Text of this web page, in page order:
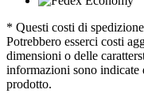
* Questi costi di
Potrebbero esserci costi
dimensioni o delle
informazioni sono indicate
prodotto.